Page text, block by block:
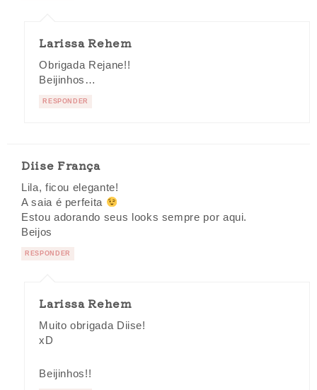
Larissa Rehem
Obrigada Rejane!!
Beijinhos…
RESPONDER
Diise França
Lila, ficou elegante!
A saia é perfeita
Estou adorando seus looks sempre por aqui.
Beijos
RESPONDER
Larissa Rehem
Muito obrigada Diise!
xD
Beijinhos!!